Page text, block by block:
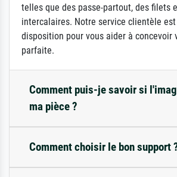
telles que des passe-partout, des filets
intercalaires. Notre service clientèle
disposition pour vous aider à
parfaite.
Comment puis-je savoir si
ma pièce ?
Comment choisir le bon support